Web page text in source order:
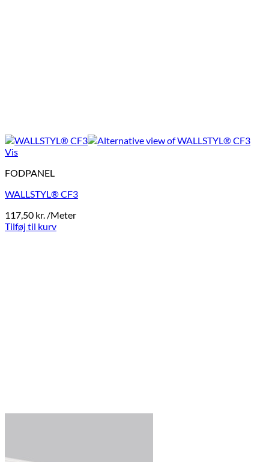
Vis
FODPANEL
WALLSTYL® CF3
117,50 kr. /Meter
Tilføj til kurv